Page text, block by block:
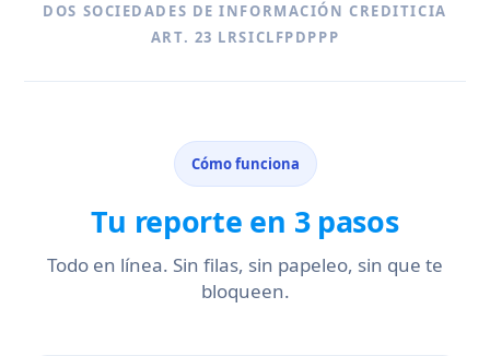
DOS SOCIEDADES DE INFORMACIÓN CREDITICIA
ART. 23 LRSICLFPDPPP
Cómo funciona
Tu reporte en 3 pasos
Todo en línea. Sin filas, sin papeleo, sin que te
bloqueen.